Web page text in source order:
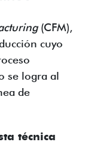
(CFM),
cuyo
se logra al
de
técnica